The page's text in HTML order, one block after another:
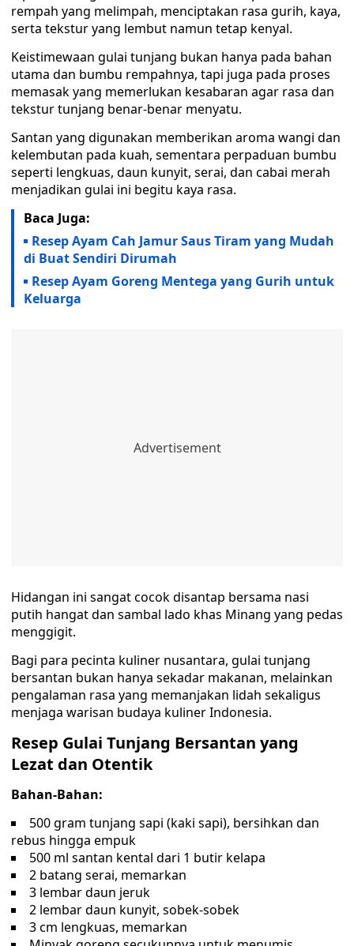
rempah yang melimpah, menciptakan rasa gurih, kaya,
serta tekstur yang lembut namun tetap kenyal.
Keistimewaan gulai tunjang bukan hanya pada bahan
utama dan bumbu rempahnya, tapi juga pada proses
memasak yang memerlukan kesabaran agar rasa dan
tekstur tunjang benar-benar menyatu.
Santan yang digunakan memberikan aroma wangi dan
kelembutan pada kuah, sementara perpaduan bumbu
seperti lengkuas, daun kunyit, serai, dan cabai merah
menjadikan gulai ini begitu kaya rasa.
Baca Juga:
Resep Ayam Cah Jamur Saus Tiram yang Mudah
di Buat Sendiri Dirumah
Resep Ayam Goreng Mentega yang Gurih untuk
Keluarga
Hidangan ini sangat cocok disantap bersama nasi
putih hangat dan sambal lado khas Minang yang pedas
menggigit.
Bagi para pecinta kuliner nusantara, gulai tunjang
bersantan bukan hanya sekadar makanan, melainkan
pengalaman rasa yang memanjakan lidah sekaligus
menjaga warisan budaya kuliner Indonesia.
Resep Gulai Tunjang Bersantan yang
Lezat dan Otentik
Bahan-Bahan:
500 gram tunjang sapi (kaki sapi), bersihkan dan
rebus hingga empuk
500 ml santan kental dari 1 butir kelapa
2 batang serai, memarkan
3 lembar daun jeruk
2 lembar daun kunyit, sobek-sobek
3 cm lengkuas, memarkan